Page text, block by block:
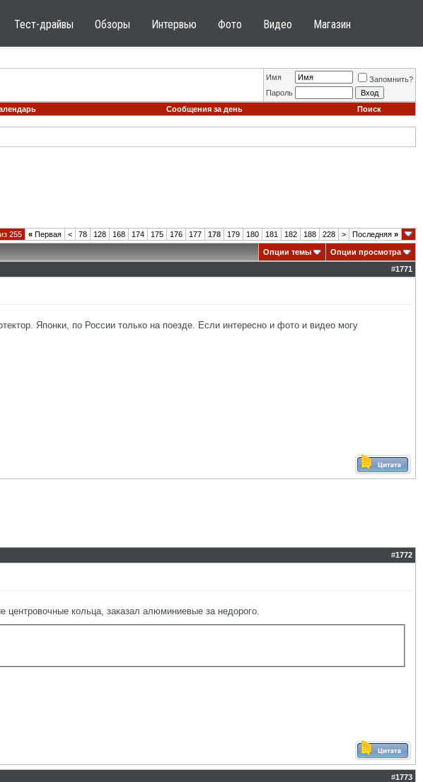
Тест-драйвы Обзоры Интервью Фото Видео Магазин
Имя
Запомнить?
Пароль
Сообщения за день Поиск
255 « Первая < 78 128 168 174 175 176 177 178 179 180 181 182 188 228 > Последняя »
Опции темы
Опции просмотра
#1771
Японки, по России только на поезде. Если интересно и фото и видео могу
#1772
кольца, заказал алюминиевые за недорого.
#1773